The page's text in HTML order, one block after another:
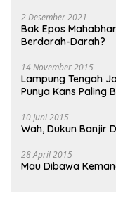
2 Desember 2021
Bak Epos
Berdarah-Darah?
14 November 2015
Lampung Tengah
Punya Kans Paling
10 Juni 2015
Wah, Dukun Banjir
28 April 2015
Mau Dibawa